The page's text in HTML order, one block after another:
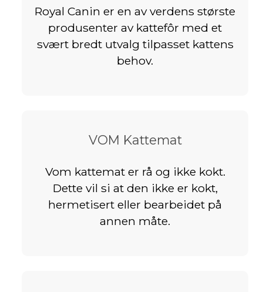
Royal Canin er en av verdens største
produsenter av kattefôr med et
svært bredt utvalg tilpasset kattens
behov.
VOM Kattemat
Vom kattemat er rå og ikke kokt.
Dette vil si at den ikke er kokt,
hermetisert eller bearbeidet på
annen måte.